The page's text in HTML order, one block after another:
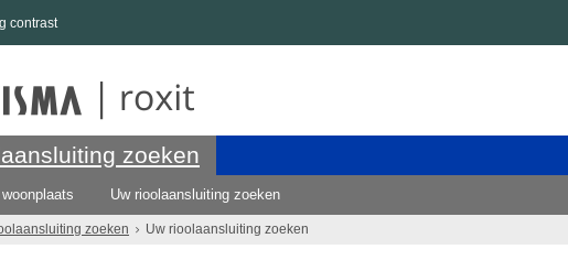
contrast
zoeken
Uw rioolaansluiting zoeken
zoeken Uw rioolaansluiting zoeken